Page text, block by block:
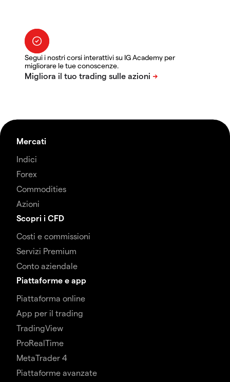
Segui i nostri corsi interattivi su IG Academy per
migliorare le tue conoscenze.
Mercati
Indici
Forex
Commodities
Azioni
Scopri i CFD
Costi e commissioni
Servizi Premium
Conto aziendale
Piattaforme e app
Piattaforma online
App per il trading
TradingView
ProRealTime
MetaTrader 4
Piattaforme avanzate